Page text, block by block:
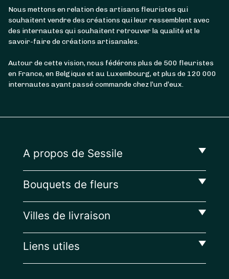
Nous mettons en relation des artisans fleuristes qui
souhaitent vendre des créations qui leur ressemblent avec
des internautes qui souhaitent retrouver la qualité et le
savoir-faire de créations artisanales.
Autour de cette vision, nous fédérons plus de 500 fleuristes
en France, en Belgique et au Luxembourg, et plus de 120 000
internautes ayant passé commande chez l’un d’eux.
A propos de Sessile
Bouquets de fleurs
Villes de livraison
Liens utiles